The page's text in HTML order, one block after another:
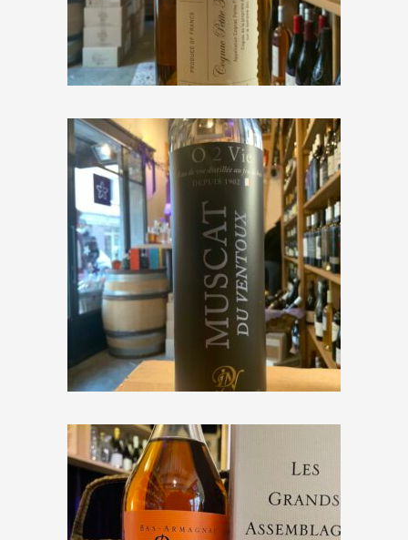
VSOP »
€ 55,00
Distillerie Nicoleau « O 2 Vie
Muscat du Ventoux »
42,50